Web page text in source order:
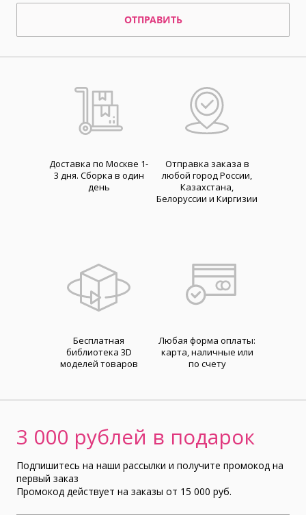
ОТПРАВИТЬ
Доставка по Москве 1-
3 дня. Cборка в один
день
Отправка заказа в
любой город России,
Казахстана,
Белоруссии и Киргизии
Бесплатная
библиотека 3D
моделей товаров
Любая форма оплаты:
карта, наличные или
по счету
3 000 рублей в подарок
Подпишитесь на наши рассылки и получите промокод на
первый заказ
Промокод действует на заказы от 15 000 руб.